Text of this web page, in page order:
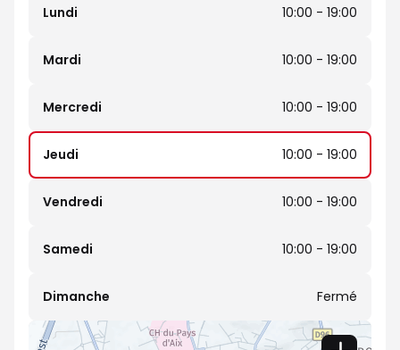
Lundi 10:00 - 19:00
Mardi 10:00 - 19:00
Mercredi 10:00 - 19:00
Jeudi 10:00 - 19:00
Vendredi 10:00 - 19:00
Samedi 10:00 - 19:00
Dimanche Fermé